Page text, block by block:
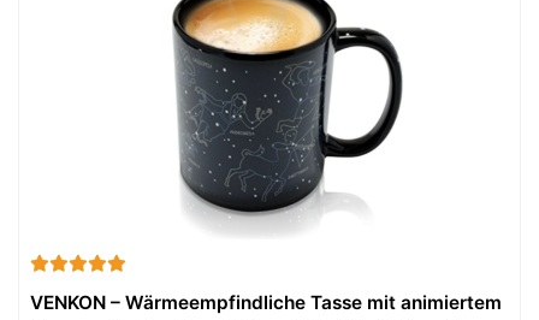
VENKON – Wärmeempfindliche Tasse mit animiertem